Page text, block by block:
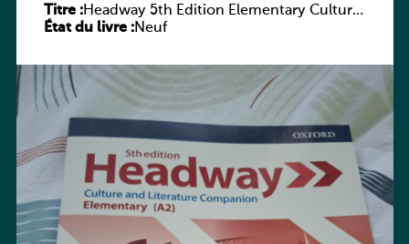
Titre :Headway 5th Edition Elementary Culture
and Literature Companion
État du livre :Neuf